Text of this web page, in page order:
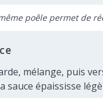
poêle permet de
mélange, puis
sauce épaississe